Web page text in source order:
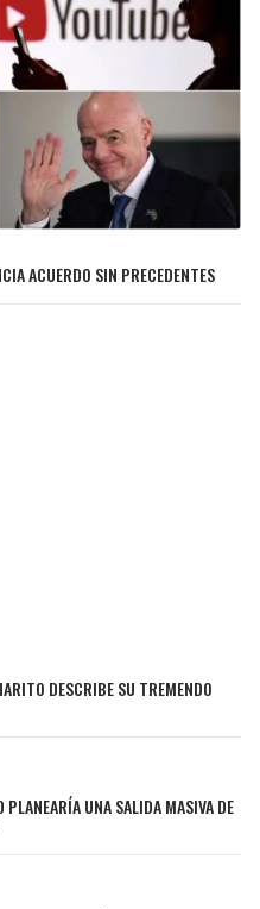
ACUERDO SIN PRECEDENTES
DESCRIBE SU TREMENDO
PLANEARÍA UNA SALIDA MASIVA DE